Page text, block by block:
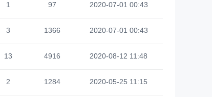
1 97 2020-07-01 00:43
3 1366 2020-07-01 00:43
13 4916 2020-08-12 11:48
2 1284 2020-05-25 11:15